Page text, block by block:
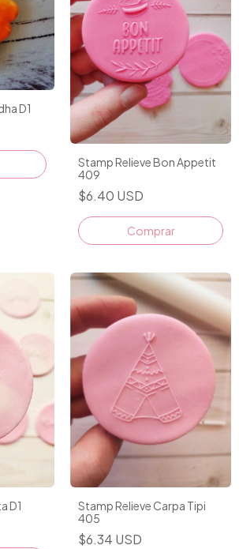
D1
Stamp Relieve Bon Appetit
409
$6.40 USD
D1
Stamp Relieve Carpa Tipi
405
$6.34 USD